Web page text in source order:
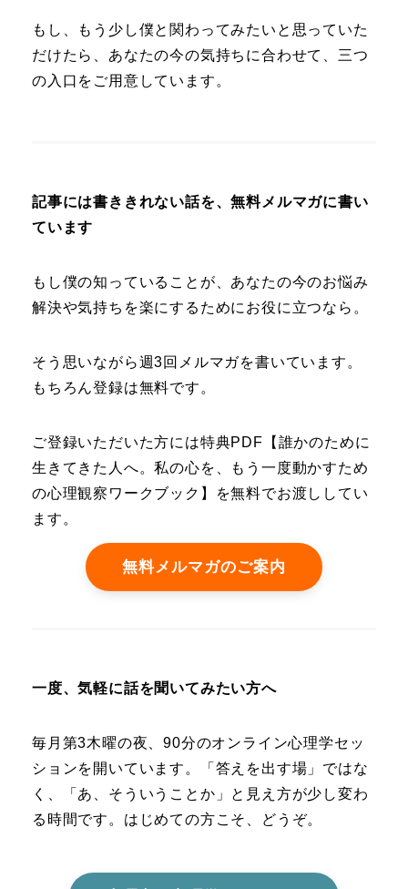
もし、もう少し僕と関わってみたいと思っていた
だけたら、あなたの今の気持ちに合わせて、三つ
の入口をご用意しています。
記事には書ききれない話を、無料メルマガに書い
ています
もし僕の知っていることが、あなたの今のお悩み
解決や気持ちを楽にするためにお役に立つなら。
そう思いながら週3回メルマガを書いています。
もちろん登録は無料です。
ご登録いただいた方には特典PDF【誰かのために
生きてきた人へ。私の心を、もう一度動かすため
の心理観察ワークブック】を無料でお渡ししてい
ます。
無料メルマガのご案内
一度、気軽に話を聞いてみたい方へ
毎月第3木曜の夜、90分のオンライン心理学セッ
ションを開いています。「答えを出す場」ではな
く、「あ、そういうことか」と見え方が少し変わ
る時間です。はじめての方こそ、どうぞ。